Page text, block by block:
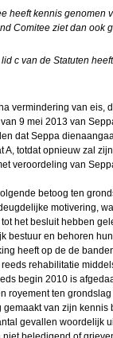
heeft kennis genomen
Comitee ziet dan ook
c van de Statuten
vermindering van eis,
9 mei 2013 van
dat Seppa
A, totdat opnieuw zal
veroordeling van
betoog ten
motivering,
het besluit hebben
bestuur en behoren
heeft op de de
rehabilitatie
begin 2010 is
royement ten
van zijn
gevallen woordelijk